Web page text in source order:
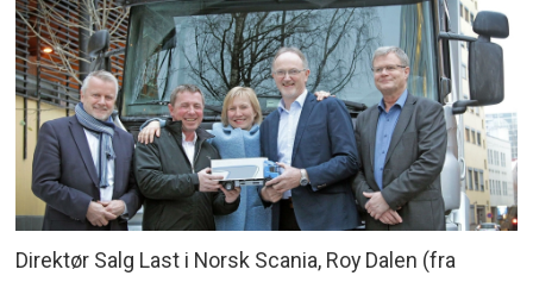
Direktør Salg Last i Norsk Scania, Roy Dalen (fra